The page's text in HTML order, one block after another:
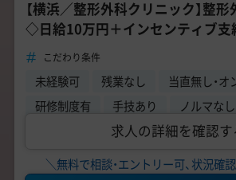
【横浜／整形外科クリニック】整
◇日給10万円＋インセンティブ
患者様QOLを維持
こだわり条件
未経験可 残業なし
当直無し・
研修制度有
手技あり ノルマなし
求人の詳細を確認す
＼無料で相談・エントリー可、状況確